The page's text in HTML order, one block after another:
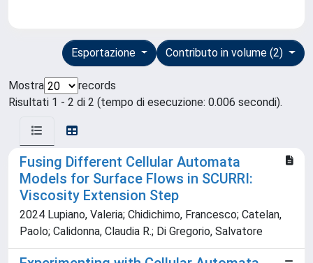
Contributo in volume (2)
Esportazione
Mostra
records
Risultati 1 - 2 di 2 (tempo di esecuzione: 0.006 secondi).
Fusing Different Cellular Automata
Models for Surface Flows in SCURRI:
Viscosity Extension Step
2024 Lupiano, Valeria; Chidichimo, Francesco; Catelan,
Paolo; Calidonna, Claudia R.; Di Gregorio, Salvatore